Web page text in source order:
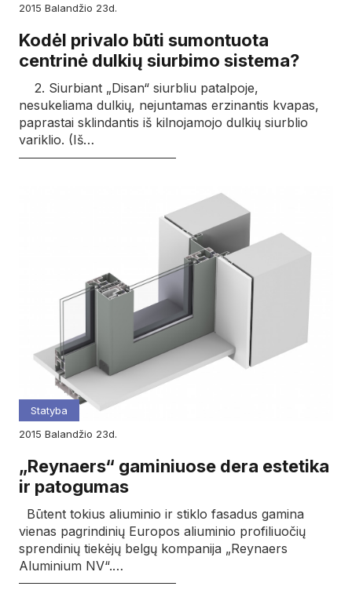
2015
balandžio 23d.
Kodėl privalo būti sumontuota
centrinė dulkių siurbimo sistema?
2. Siurbiant „Disan“ siurbliu patalpoje,
nesukeliama dulkių, nejuntamas erzinantis kvapas,
paprastai sklindantis iš kilnojamojo dulkių siurblio
variklio. (Iš…
Statyba
2015
balandžio 23d.
„Reynaers“ gaminiuose dera estetika
ir patogumas
Būtent tokius aliuminio ir stiklo fasadus gamina
vienas pagrindinių Europos aliuminio profiliuočių
sprendinių tiekėjų belgų kompanija „Reynaers
Aluminium NV“.…